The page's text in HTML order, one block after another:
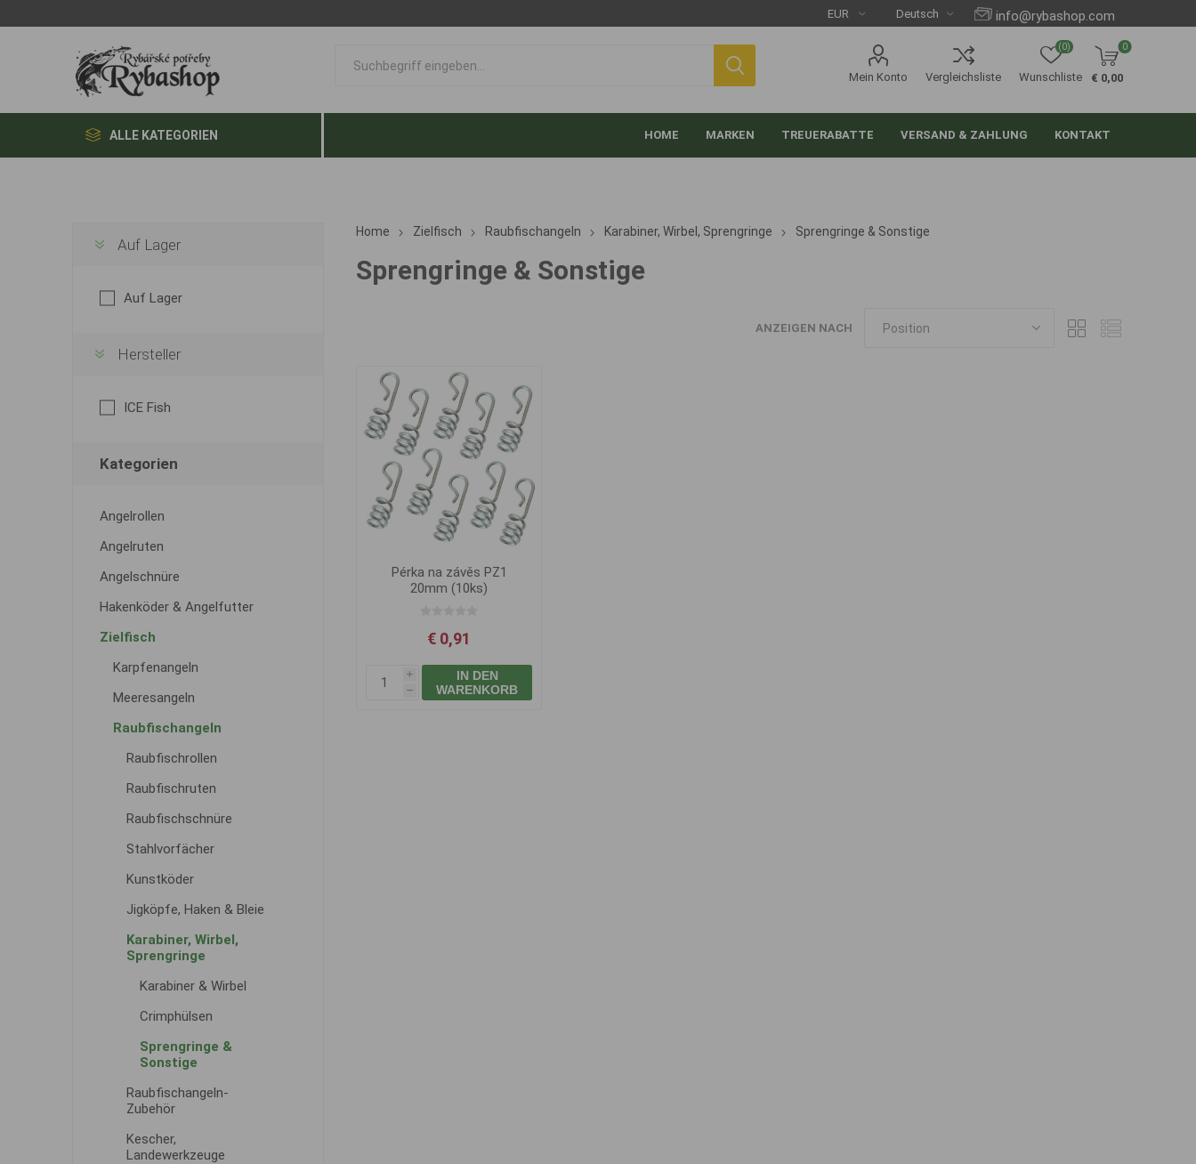
info@rybashop.com
Mein Konto Vergleichsliste Wunschliste
(0) 0
€ 0,00
ALLE KATEGORIEN HOME MARKEN TREUERABATTE VERSAND & ZAHLUNG KONTAKT
Home Zielfisch Raubfischangeln Karabiner, Wirbel, Sprengringe Sprengringe & Sonstige
Sprengringe & Sonstige
ANZEIGEN NACH
Pérka na závěs PZ1
20mm (10ks)
€ 0,91
i
h
IN DEN
WARENKORB
Auf Lager
Auf Lager
Hersteller
ICE Fish
Kategorien
Angelrollen
Angelruten
Angelschnüre
Hakenköder & Angelfutter
Zielfisch
Karpfenangeln
Meeresangeln
Raubfischangeln
Raubfischrollen
Raubfischruten
Raubfischschnüre
Stahlvorfächer
Kunstköder
Jigköpfe, Haken & Bleie
Karabiner, Wirbel,
Sprengringe
Karabiner & Wirbel
Crimphülsen
Sprengringe &
Sonstige
Raubfischangeln-
Zubehör
Kescher,
Landewerkzeuge